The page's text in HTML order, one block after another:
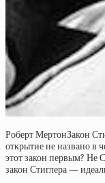
Роберт МертонЗакон
открытие не названо в
этот закон первым? Не
закон Стиглера —